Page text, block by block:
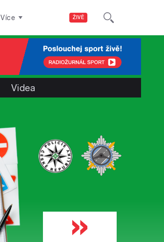
ŽIVĚ
Více
Videa